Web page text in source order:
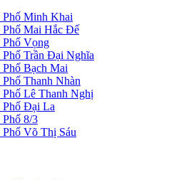
Phố Minh Khai
Phố Mai Hắc Đế
Phố Vọng
Phố Trần Đại Nghĩa
Phố Bạch Mai
Thanh Nhàn
Phố Lê Thanh Nghị
Phố Đại La
Phố 8/3
Phố Võ Thị Sáu